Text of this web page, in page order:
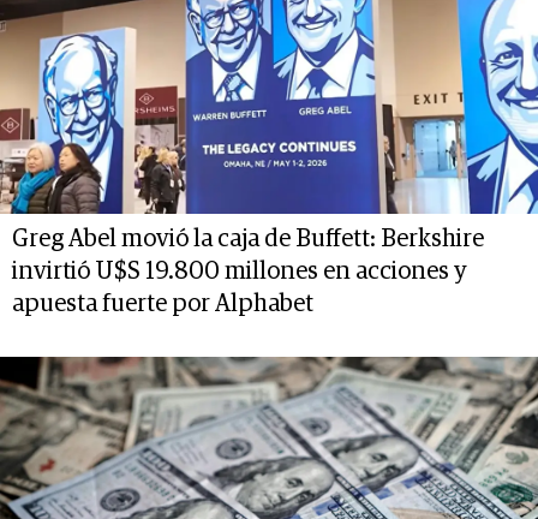
Greg Abel movió la caja de Buffett: Berkshire
invirtió U$S 19.800 millones en acciones y
apuesta fuerte por Alphabet